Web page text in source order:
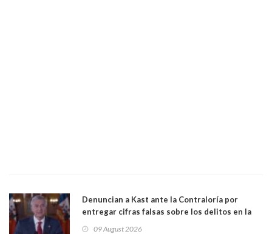
Denuncian a Kast ante la Contraloría por
entregar cifras falsas sobre los delitos en la
09 August 2026